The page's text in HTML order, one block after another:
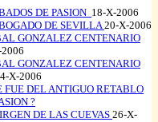
DE PASION 18-X-2006
DE SEVILLA20-X-2006
GONZALEZ CENTENARIO
GONZALEZ CENTENARIO
X-2006
FUE DEL ANTIGUO RETABLO
?
DE LAS CUEVAS 26-X-